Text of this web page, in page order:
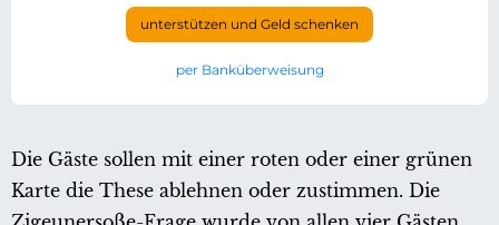
unterstützen und Geld schenken
per Banküberweisung
Die Gäste sollen mit einer roten oder einer grünen
Karte die These ablehnen oder zustimmen. Die